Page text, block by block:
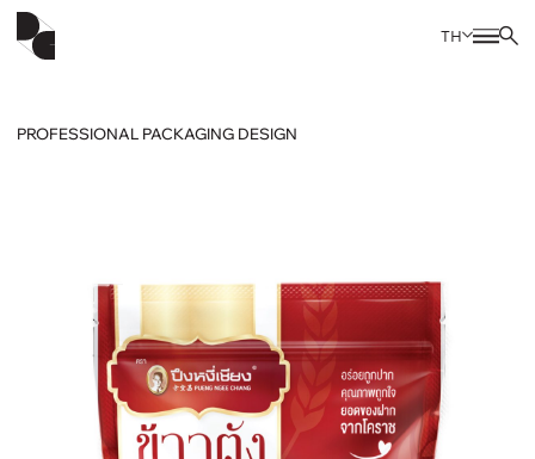
TH
PROFESSIONAL PACKAGING DESIGN